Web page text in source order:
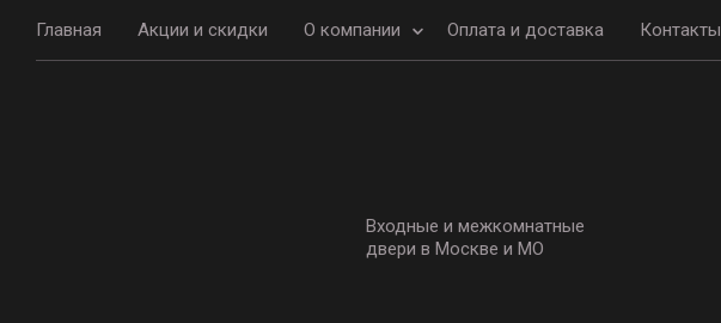
Главная Акции и скидки О компании Оплата и доставка Контакты
Входные и межкомнатные
двери в Москве и МО